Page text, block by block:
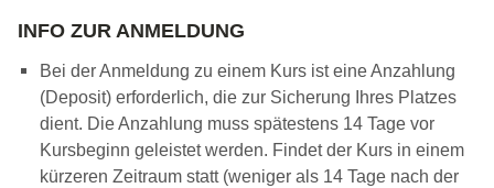
INFO ZUR ANMELDUNG
Bei der Anmeldung zu einem Kurs ist eine Anzahlung
(Deposit) erforderlich, die zur Sicherung Ihres Platzes
dient. Die Anzahlung muss spätestens 14 Tage vor
Kursbeginn geleistet werden. Findet der Kurs in einem
kürzeren Zeitraum statt (weniger als 14 Tage nach der